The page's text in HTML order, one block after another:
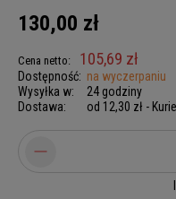
130,00 zł
Cena netto: 105,69 zł
Dostępność: na wyczerpaniu
Wysyłka w:
24 godziny
Dostawa:
od 12,30 zł -